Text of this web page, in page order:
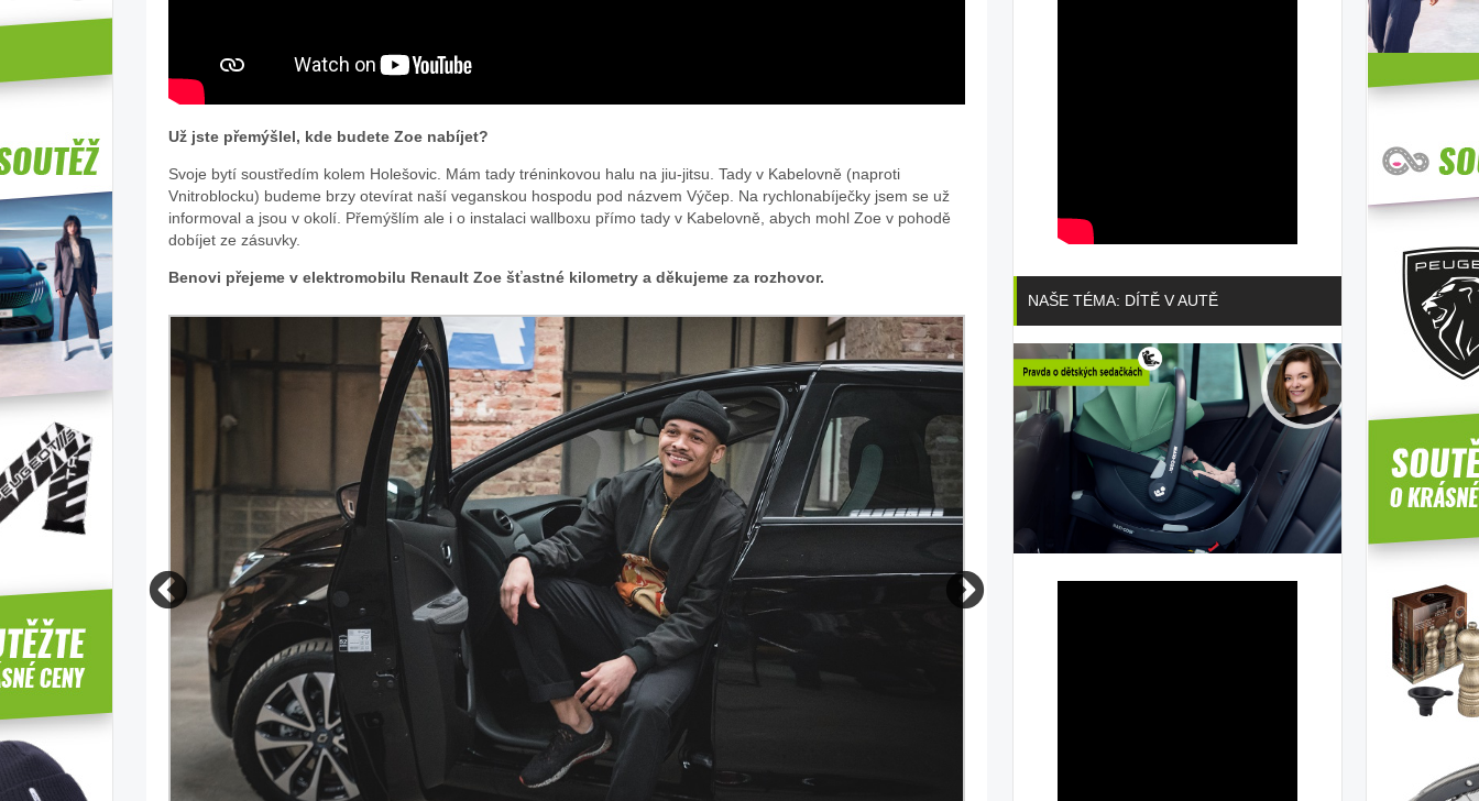
Už jste přemýšlel, kde budete Zoe nabíjet?
Svoje bytí soustředím kolem Holešovic. Mám tady tréninkovou halu na jiu-jitsu. Tady v Kabelovně (naproti
Vnitroblocku) budeme brzy otevírat naší veganskou hospodu pod názvem Výčep. Na rychlonabíječky jsem se už
informoval a jsou v okolí. Přemýšlím ale i o instalaci wallboxu přímo tady v Kabelovně, abych mohl Zoe v pohodě
dobíjet ze zásuvky.
Benovi přejeme v elektromobilu Renault Zoe šťastné kilometry a děkujeme za rozhovor.
NAŠE TÉMA: DÍTĚ V AUTĚ